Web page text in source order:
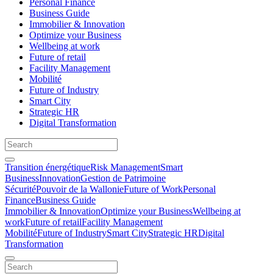
Personal Finance
Business Guide
Immobilier & Innovation
Optimize your Business
Wellbeing at work
Future of retail
Facility Management
Mobilité
Future of Industry
Smart City
Strategic HR
Digital Transformation
Transition énergétiqueRisk ManagementSmart
BusinessInnovationGestion de Patrimoine
SécuritéPouvoir de la WallonieFuture of WorkPersonal
FinanceBusiness Guide
Immobilier & InnovationOptimize your BusinessWellbeing at
workFuture of retailFacility Management
MobilitéFuture of IndustrySmart CityStrategic HRDigital
Transformation